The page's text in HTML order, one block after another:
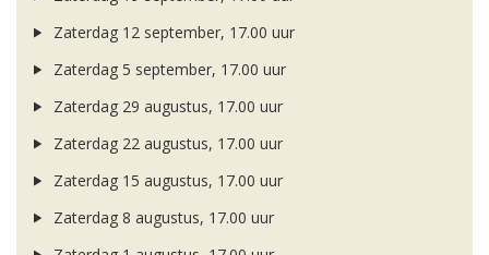
Zaterdag 12 september, 17.00 uur
Zaterdag 5 september, 17.00 uur
Zaterdag 29 augustus, 17.00 uur
Zaterdag 22 augustus, 17.00 uur
Zaterdag 15 augustus, 17.00 uur
Zaterdag 8 augustus, 17.00 uur